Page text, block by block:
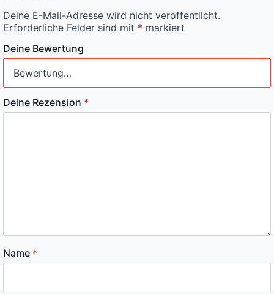
Deine E-Mail-Adresse wird nicht veröffentlicht.
Erforderliche Felder sind mit * markiert
Deine Bewertung
Deine Rezension *
Name *